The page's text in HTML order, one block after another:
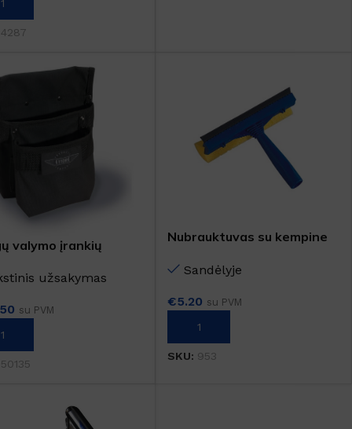
4287
valymo įrankių
užsakymas
su PVM
50135
Nubrauktuvas su kempine
Sandėlyje
€5.20 su PVM
Į KREPŠELĮ
SKU: 953